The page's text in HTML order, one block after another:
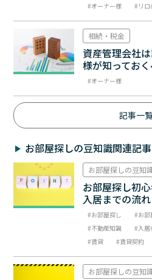
オーナー様 リ
相続・税金
資産管理会社
様が知ってお
オーナー様
記事一
お部屋探しの豆知識関連記事
お部屋探しの豆知
お部屋探し初
入居までの流
お部屋探し お
不動産知識
入
賃貸
賃貸契約
お部屋探しの豆知